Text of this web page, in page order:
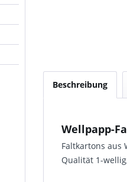
Beschreibung
Wellpapp-
Faltkartons aus
Qualität 1-